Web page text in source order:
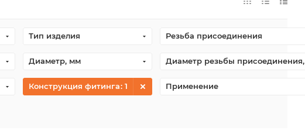
Тип изделия Резьба присоединения
Диаметр, мм Диаметр резьбы
Конструкция фитинга: 1 Применение